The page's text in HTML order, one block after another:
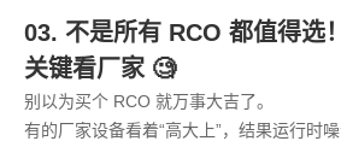
03. 不是所有 RCO 都值得选
关键看厂家 🧐
别以为买个 RCO 就万事大吉了。
有的厂家设备看着“高大上”，结果运行时